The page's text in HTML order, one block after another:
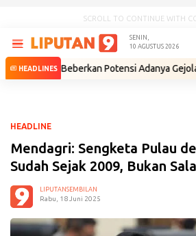
SCROLL TO CONTINUE WITH
SENIN,
10 AGUSTUS 2026
HEADLINES
Beberkan Potensi Adanya Gejolak
HEADLINE
Mendagri: Sengketa Pulau
Sudah Sejak 2009, Bukan
LIPUTANSEMBILAN
Rabu, 18 Juni 2025